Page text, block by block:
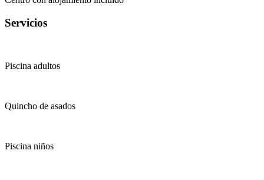
Servicios
Piscina adultos
Quincho de asados
Piscina niños